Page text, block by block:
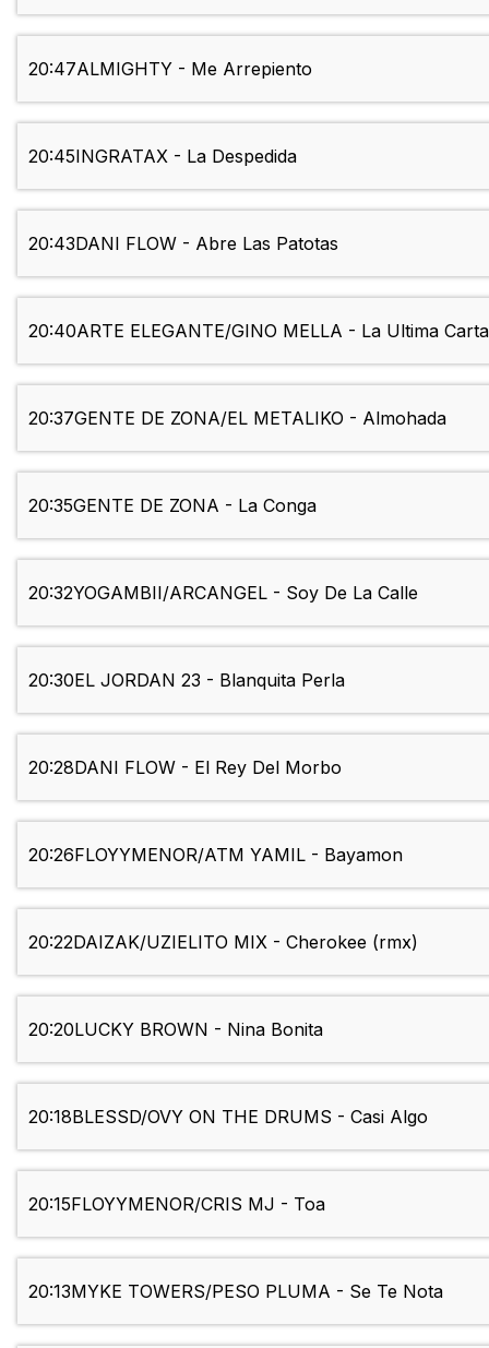
20:47ALMIGHTY - Me Arrepiento
20:45INGRATAX - La Despedida
20:43DANI FLOW - Abre Las Patotas
20:40ARTE ELEGANTE/GINO MELLA - La Ultima Carta
20:37GENTE DE ZONA/EL METALIKO - Almohada
20:35GENTE DE ZONA - La Conga
20:32YOGAMBII/ARCANGEL - Soy De La Calle
20:30EL JORDAN 23 - Blanquita Perla
20:28DANI FLOW - El Rey Del Morbo
20:26FLOYYMENOR/ATM YAMIL - Bayamon
20:22DAIZAK/UZIELITO MIX - Cherokee (rmx)
20:20LUCKY BROWN - Nina Bonita
20:18BLESSD/OVY ON THE DRUMS - Casi Algo
20:15FLOYYMENOR/CRIS MJ - Toa
20:13MYKE TOWERS/PESO PLUMA - Se Te Nota